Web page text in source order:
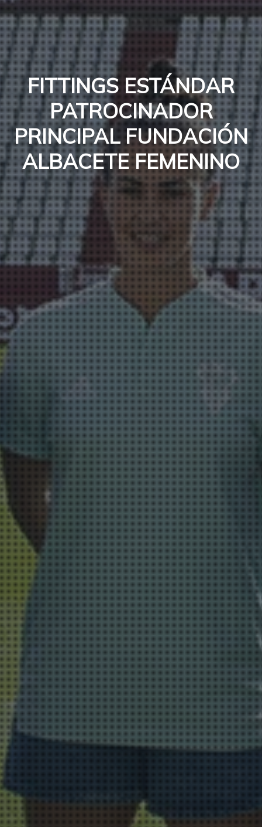
FITTINGS ESTÁNDAR
PATROCINADOR
PRINCIPAL FUNDACIÓN
ALBACETE FEMENINO